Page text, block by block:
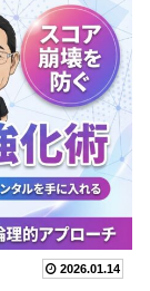
2026.01.14